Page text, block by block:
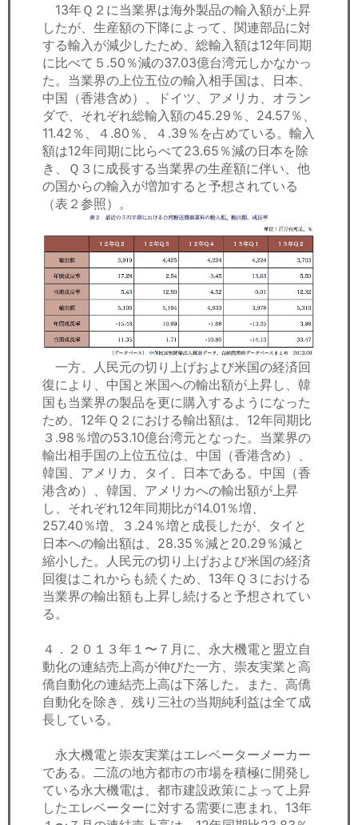
13年Ｑ２に当業界は海外製品の輸入額が上昇
したが、生産額の下降によって、関連部品に対
する輸入が減少したため、総輸入額は12年同期
に比べて５.50％減の37.03億台湾元しかなかっ
た。当業界の上位五位の輸入相手国は、日本、
中国（香港含め）、ドイツ、アメリカ、オラン
ダで、それぞれ総輸入額の45.29％、24.57％、
11.42％、４.80％、４.39％を占めている。輸入
額は12年同期に比らべて23.65％減の日本を除
き、Ｑ３に成長する当業界の生産額に伴い、他
の国からの輸入が増加すると予想されている
（表２参照）。
一方、人民元の切り上げおよび米国の経済回
復により、中国と米国への輸出額が上昇し、韓
国も当業界の製品を更に購入するようになった
ため、12年Ｑ２における輸出額は、12年同期比
３.98％増の53.10億台湾元となった。当業界の
輸出相手国の上位五位は、中国（香港含め）、
韓国、アメリカ、タイ、日本である。中国（香
港含め）、韓国、アメリカへの輸出額が上昇
し、それぞれ12年同期比が14.01％増、
257.40％増、３.24％増と成長したが、タイと
日本への輸出額は、28.35％減と20.29％減と
縮小した。人民元の切り上げおよび米国の経済
回復はこれからも続くため、13年Ｑ３における
当業界の輸出額も上昇し続けると予想されてい
る。
４．２０１３年１〜７月に、永大機電と盟立自
動化の連結売上高が伸びた一方、崇友実業と高
僑自動化の連結売上高は下落した。また、高僑
自動化を除き、残り三社の当期純利益は全て成
長している。
永大機電と崇友実業はエレベーターメーカー
である。二流の地方都市の市場を積極に開発し
ている永大機電は、都市建設政策によって上昇
したエレベーターに対する需要に恵まれ、13年